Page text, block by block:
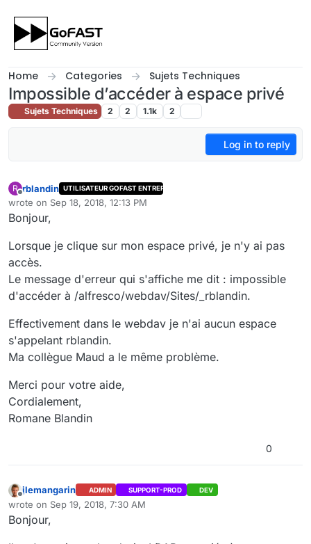
Home Categories Sujets Techniques
Impossible d’accéder à espace privé
Sujets Techniques 2 2 1.1k 2
Log in to reply
R
Offline
rblandin UTILISATEUR GOFAST ENTREPRISE
wrote on Sep 18, 2018, 12:13 PM
last edited by cpotterSep 19, 2018, 11:53 AM
Bonjour,
Lorsque je clique sur mon espace privé, je n'y ai pas
accès.
Le message d'erreur qui s'affiche me dit : impossible
d'accéder à /alfresco/webdav/Sites/_rblandin.
Effectivement dans le webdav je n'ai aucun espace
s'appelant rblandin.
Ma collègue Maud a le même problème.
Merci pour votre aide,
Cordialement,
Romane Blandin
0
Offline
jlemangarin ADMIN SUPPORT-PROD DEV
wrote on Sep 19, 2018, 7:30 AM
last edited by
Bonjour,